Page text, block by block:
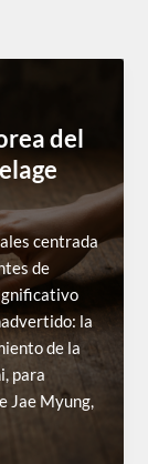
del
centrada
de
la
de la
para
Jae Myung,